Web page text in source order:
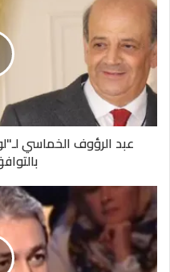
عبد الرؤوف الخماسي